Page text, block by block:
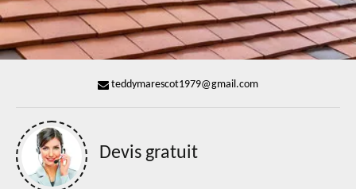
teddymarescot1979@gmail.com
Devis gratuit